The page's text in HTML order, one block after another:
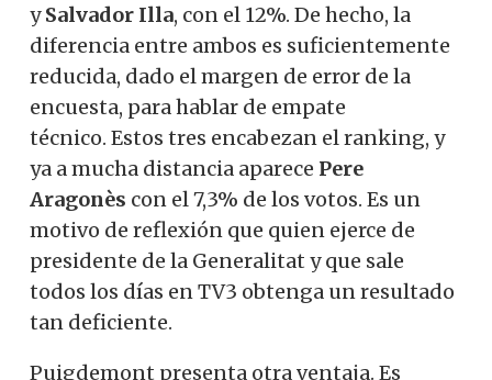
ySalvador Illa, con el 12%. De hecho, la
diferencia entre ambos es suficientemente
reducida, dado el margen de error de la
encuesta, para hablar de empate
técnico. Estos tres encabezan el ranking, y
ya a mucha distancia aparece Pere
Aragonès con el 7,3% de los votos. Es un
motivo de reflexión que quien ejerce de
presidente de la Generalitat y que sale
todos los días en TV3 obtenga un resultado
tan deficiente.
Puigdemont presenta otra ventaja. Es